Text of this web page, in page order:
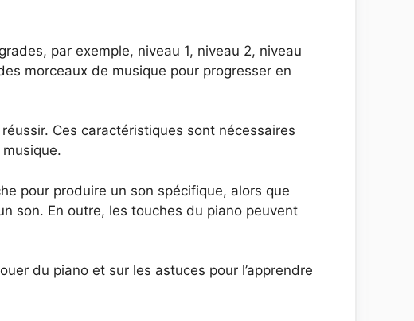
par exemple, niveau 1, niveau 2, niveau
morceaux de musique pour progresser en
Ces caractéristiques sont nécessaires
pour produire un son spécifique, alors que
son. En outre, les touches du piano peuvent
du piano et sur les astuces pour l’apprendre